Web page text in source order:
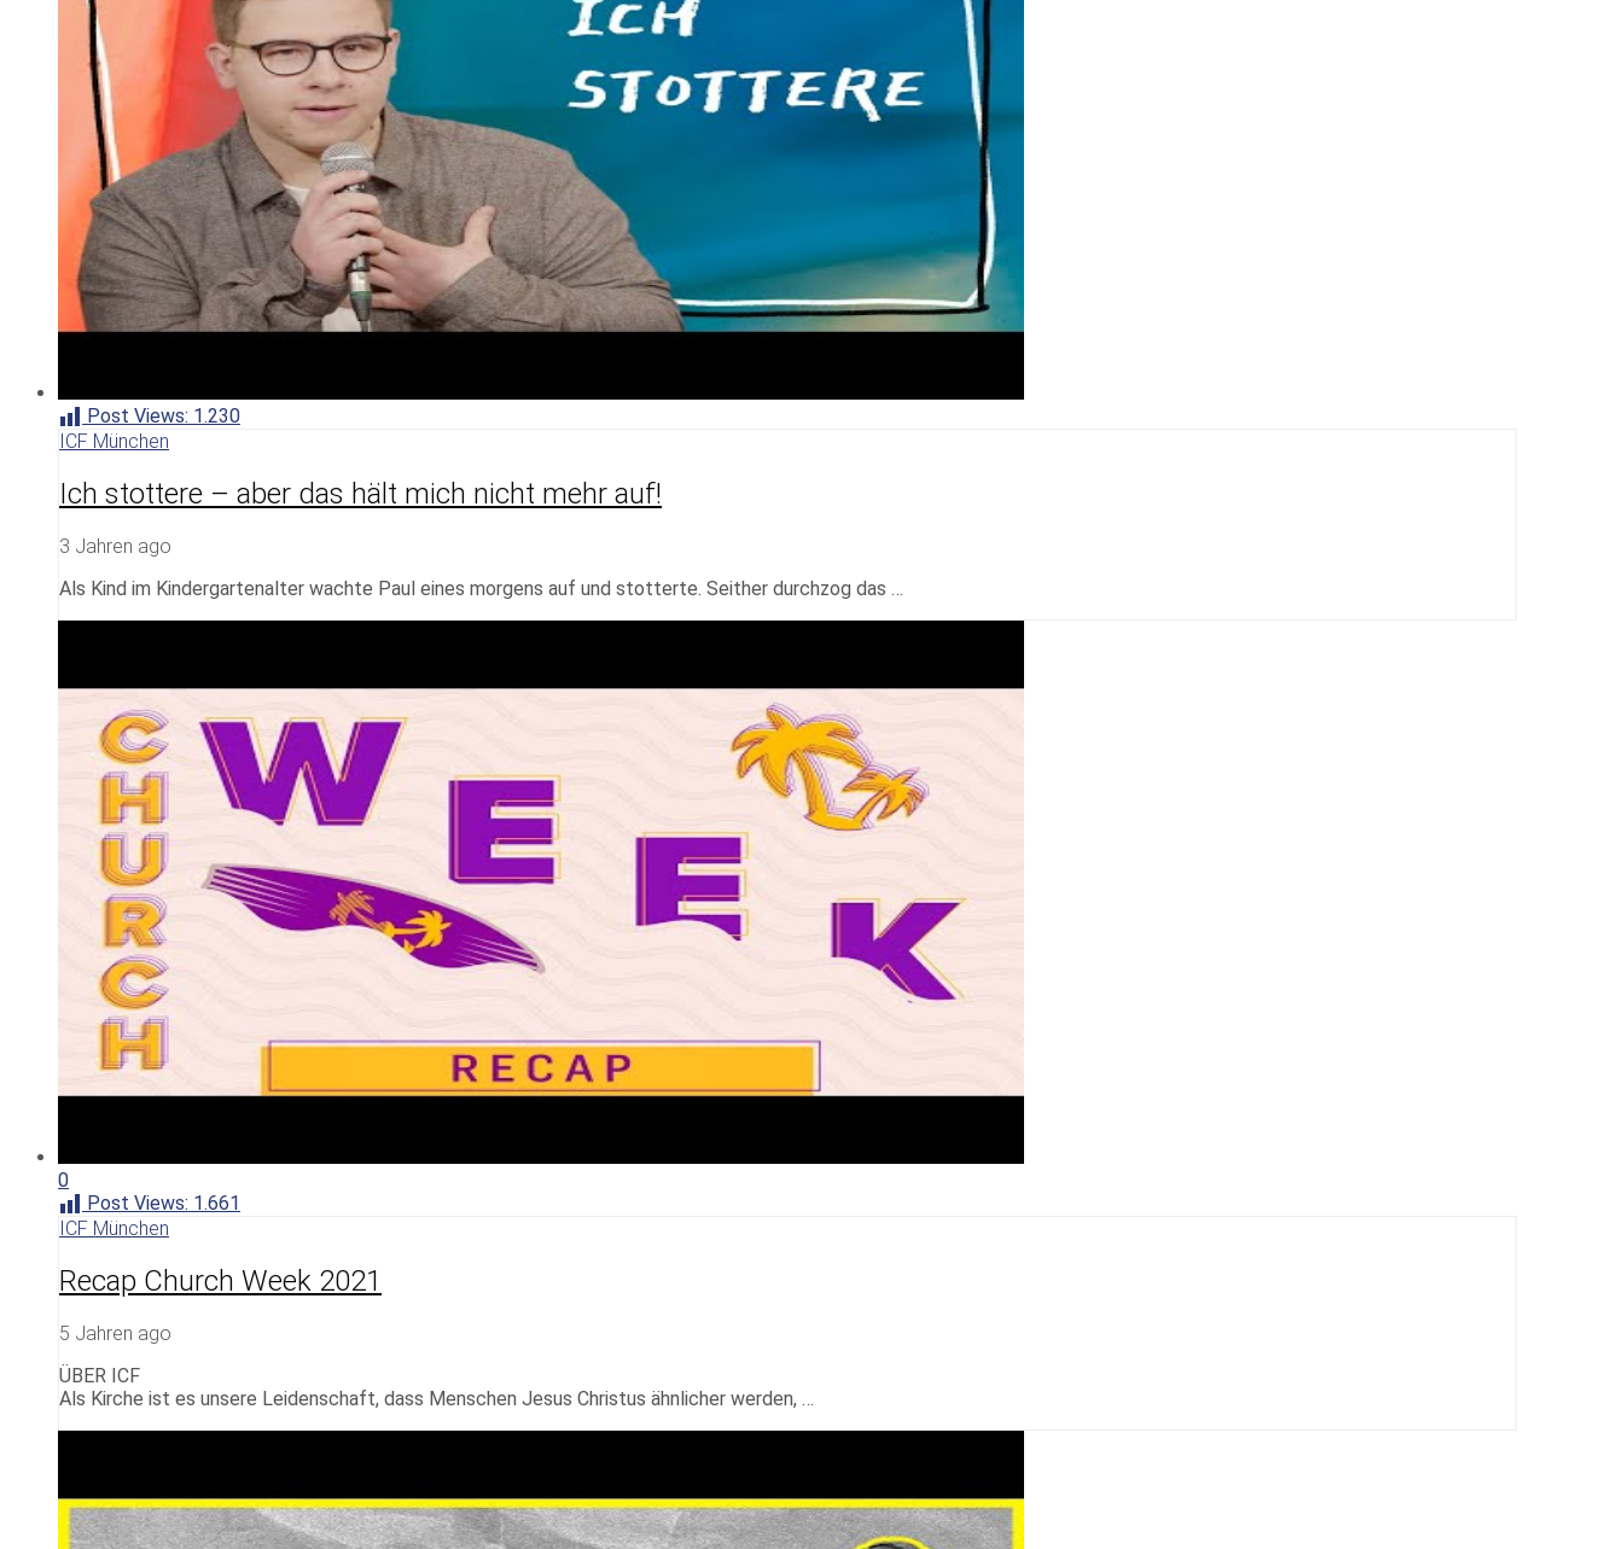
Post Views: 1.230
ICF München
Ich stottere – aber das hält mich nicht mehr auf!
3 Jahren ago
Als Kind im Kindergartenalter wachte Paul eines morgens auf und stotterte. Seither durchzog das …
0
Post Views: 1.661
ICF München
Recap Church Week 2021
5 Jahren ago
ÜBER ICF
Als Kirche ist es unsere Leidenschaft, dass Menschen Jesus Christus ähnlicher werden, …